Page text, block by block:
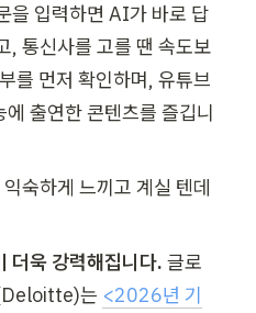
을 입력하면 AI가 바로 답
, 통신사를 고를 땐 속도보
를 먼저 확인하며, 유튜브
출연한 콘텐츠를 즐깁니
숙하게 느끼고 계실 텐데
더욱 강력해집니다. 글로
는 <2026년 기